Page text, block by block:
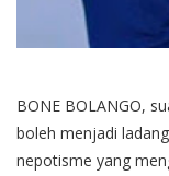
BONE BOLANGO,
boleh menjadi
nepotisme yang